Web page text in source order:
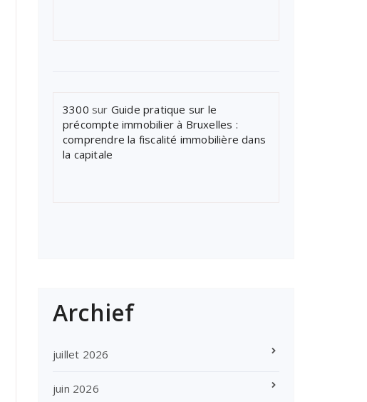
3300 sur Guide pratique sur le
précompte immobilier à Bruxelles :
comprendre la fiscalité immobilière dans
la capitale
Archief
juillet 2026
juin 2026